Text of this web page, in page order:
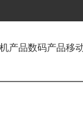
产品数码产品移